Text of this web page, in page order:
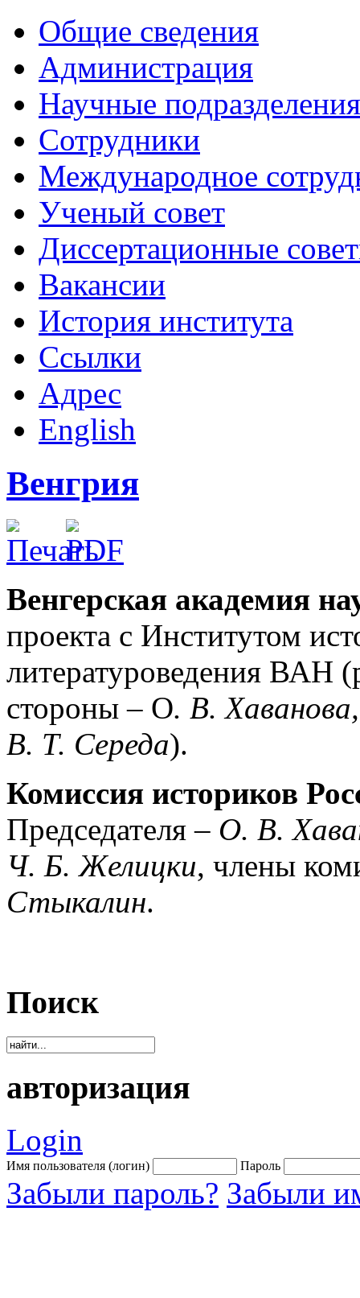
Общие сведения
Администрация
Научные подразделения
Сотрудники
Международное
Ученый совет
Диссертационные
Вакансии
История института
Ссылки
Адрес
English
Венгрия
Венгерская академия
проекта с Институтом
литературоведения ВАН
стороны – О. В.
В. Т. Середа).
Комиссия историков
Председателя – О. В.
Ч. Б. Желицки, члены
Стыкалин.
Поиск
авторизация
Login
Имя пользователя (логин) Пароль
Забыли пароль? Забыли